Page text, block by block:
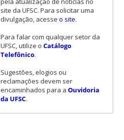
site da UFSC. Para solicitar uma
divulgação, acesse o site.
Para falar com qualquer setor da
UFSC, utilize o Catálogo
Telefônico.
Sugestões, elogios ou
reclamações devem ser
encaminhados para a Ouvidoria
da UFSC.